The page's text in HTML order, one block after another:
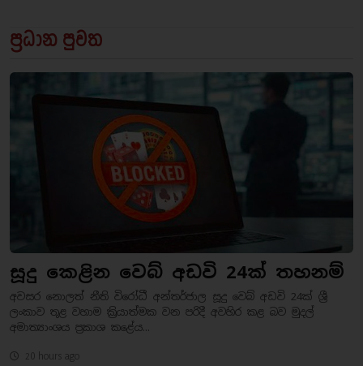
ප්‍රධාන පුවත
සූදු කෙළින වෙබ් අඩවි 24ක් තහනම්
අවසර නොලත් නීති විරෝධී අන්තර්ජාල සූදු වෙබ් අඩවි 24ක් ශ්‍රී
ලංකාව තුළ වහාම ක්‍රියාත්මක වන පරිදී අවහිර කළ බව මුදල්
අමාත්‍යාංශය ප්‍රකාශ කළේය...
20 hours ago